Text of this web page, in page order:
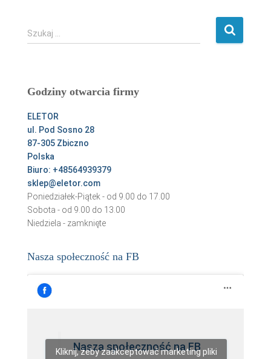
S
z
j
Szukaj …
Godziny otwarcia firmy
ELETOR
ul. Pod Sosno 28
87-305 Zbiczno
Polska
Biuro: +48564939379
sklep@eletor.com
Poniedziałek-Piątek - od 9.00 do 17.00
Sobota - od 9.00 do 13.00
Niedziela - zamknięte
Nasza społeczność na FB
Nasza społeczność na FB
Kliknij, żeby zaakceptować marketing pliki